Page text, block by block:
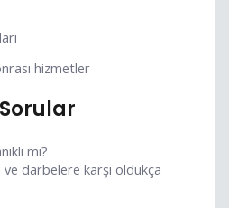
hizmetler
mı?
ve darbelere karşı oldukça